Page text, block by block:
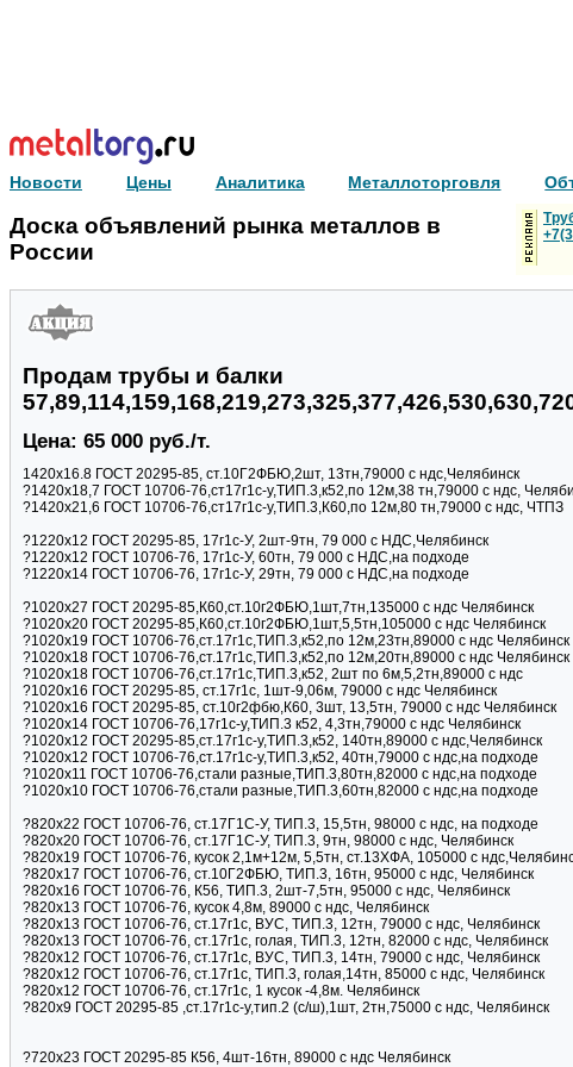
Новости Цены Аналитика Металлоторговля
Доска объявлений рынка металлов в
России
Продам трубы и балки
Цена: 65 000 руб./т.
1420х16.8 ГОСТ 20295-85, ст.10Г2ФБЮ,2шт, 13тн,79000 с ндс,Челябинск
?1420х18,7 ГОСТ 10706-76,ст17г1с-у,ТИП.3,к52,по 12м,38 тн,79000 с ндс,
?1420х21,6 ГОСТ 10706-76,ст17г1с-у,ТИП.3,К60,по 12м,80 тн,79000 с ндс, ЧТПЗ
?1220х12 ГОСТ 20295-85, 17г1с-У, 2шт-9тн, 79 000 с НДC,Челябинск
?1220х12 ГОСТ 10706-76, 17г1с-У, 60тн, 79 000 с НДC,на подходе
?1220х14 ГОСТ 10706-76, 17г1с-У, 29тн, 79 000 с НДC,на подходе
?1020х27 ГОСТ 20295-85,К60,ст.10г2ФБЮ,1шт,7тн,135000 с ндс Челябинск
?1020х20 ГОСТ 20295-85,К60,ст.10г2ФБЮ,1шт,5,5тн,105000 с ндс Челябинск
?1020х19 ГОСТ 10706-76,ст.17г1с,ТИП.3,к52,по 12м,23тн,89000 с ндс Челябинск
?1020х18 ГОСТ 10706-76,ст.17г1с,ТИП.3,к52,по 12м,20тн,89000 с ндс Челябинск
?1020х18 ГОСТ 10706-76,ст.17г1с,ТИП.3,к52, 2шт по 6м,5,2тн,89000 с ндс
?1020х16 ГОСТ 20295-85, ст.17г1с, 1шт-9,06м, 79000 с ндс Челябинск
?1020х16 ГОСТ 20295-85, ст.10г2фбю,К60, 3шт, 13,5тн, 79000 с ндс Челябинск
?1020х14 ГОСТ 10706-76,17г1с-у,ТИП.3 к52, 4,3тн,79000 с ндс Челябинск
?1020х12 ГОСТ 20295-85,ст.17г1с-у,ТИП.3,к52, 140тн,89000 с ндс,Челябинск
?1020х12 ГОСТ 10706-76,ст.17г1с-у,ТИП.3,к52, 40тн,79000 с ндс,на подходе
?1020х11 ГОСТ 10706-76,стали разные,ТИП.3,80тн,82000 с ндс,на подходе
?1020х10 ГОСТ 10706-76,стали разные,ТИП.3,60тн,82000 с ндс,на подходе
?820х22 ГОСТ 10706-76, ст.17Г1С-У, ТИП.3, 15,5тн, 98000 с ндс, на подходе
?820х20 ГОСТ 10706-76, ст.17Г1С-У, ТИП.3, 9тн, 98000 с ндс, Челябинск
?820х19 ГОСТ 10706-76, кусок 2,1м+12м, 5,5тн, ст.13ХФА, 105000 с
?820х17 ГОСТ 10706-76, ст.10Г2ФБЮ, ТИП.3, 16тн, 95000 с ндс, Челябинск
?820х16 ГОСТ 10706-76, К56, ТИП.3, 2шт-7,5тн, 95000 с ндс, Челябинск
?820х13 ГОСТ 10706-76, кусок 4,8м, 89000 с ндс, Челябинск
?820х13 ГОСТ 10706-76, ст.17г1с, ВУС, ТИП.3, 12тн, 79000 с ндс, Челябинск
?820х13 ГОСТ 10706-76, ст.17г1с, голая, ТИП.3, 12тн, 82000 с ндс, Челябинск
?820х12 ГОСТ 10706-76, ст.17г1с, ВУС, ТИП.3, 14тн, 79000 с ндс, Челябинск
?820х12 ГОСТ 10706-76, ст.17г1с, ТИП.3, голая,14тн, 85000 с ндс, Челябинск
?820х12 ГОСТ 10706-76, ст.17г1с, 1 кусок -4,8м. Челябинск
?820x9 ГОСТ 20295-85 ,ст.17г1с-у,тип.2 (с/ш),1шт, 2тн,75000 с ндс, Челябинск
?720х23 ГОСТ 20295-85 К56, 4шт-16тн, 89000 с ндс Челябинск